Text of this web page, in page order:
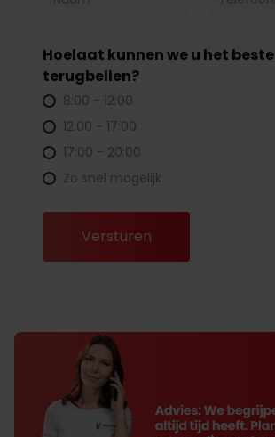
Hoelaat kunnen we u het beste
terugbellen?
8:00 - 12:00
12:00 - 17:00
17:00 - 20:00
Zo snel mogelijk